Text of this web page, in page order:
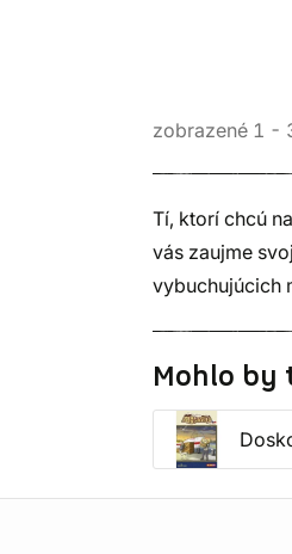
zobrazené 1 -
Tí, ktorí chcú
vás zaujme
vybuchujúcich
Mohlo